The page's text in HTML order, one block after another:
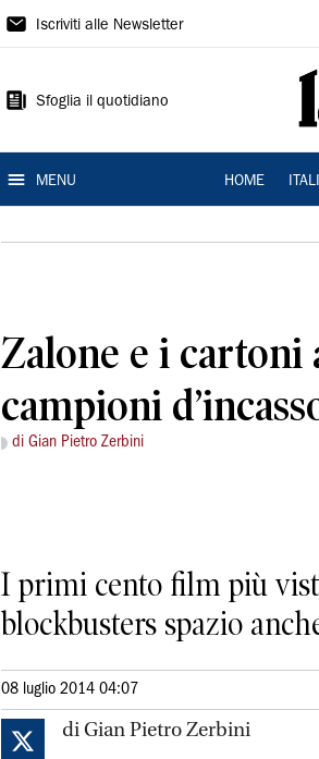
La
Ferrara
Iscriviti alle Newsletter
Sfoglia il quotidiano
MENU HOME
Zalone e i cartoni
campioni
di Gian Pietro Zerbini
I primi cento film più
blockbusters spazio
08 luglio 2014 04:07
di Gian Pietro Zerbini